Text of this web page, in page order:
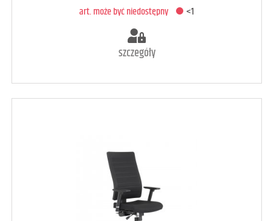
art. może być niedostępny <1
szczegóły